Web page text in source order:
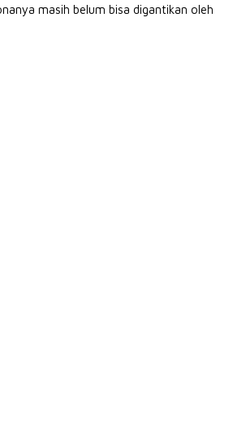
masih belum bisa digantikan oleh